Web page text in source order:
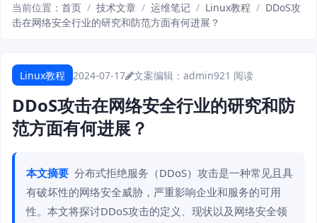
当前位置： 首页 / 技术文章 / 运维笔记 / Linux教程 / DDoS攻
击在网络安全行业的研究和防范方面有何进展？
Linux教程 2024-07-17 文案编辑：admin921 阅读
DDoS攻击在网络安全行业的研究和防
范方面有何进展？
本文摘要 分布式拒绝服务（DDoS）攻击是一种常见且具
有破坏性的网络安全威胁，严重影响企业和服务的可用
性。本文将探讨DDoS攻击的定义、现状以及网络安全领